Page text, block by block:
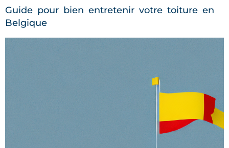
Guide pour bien entretenir votre toiture en
Belgique